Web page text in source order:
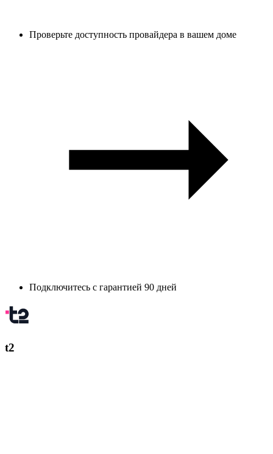
Проверьте доступность провайдера в вашем доме
Подключитесь с гарантией 90 дней
t2